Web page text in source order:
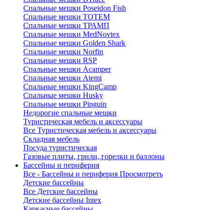
Спальные мешки Poseidon Fish
Спальные мешки ТОТЕМ
Спальные мешки ТРАМП
Cпальные мешки MedNovtex
Спальные мешки Golden Shark
Спальные мешки Norfin
Спальные мешки RSP
Спальные мешки Acamper
Спальные мешки Atemi
Спальные мешки KingCamp
Спальные мешки Husky
Спальные мешки Pinguin
Недорогие спальные мешки
Туристическая мебель и аксессуары
Все Туристическая мебель и аксессуары
Складная мебель
Посуда туристическая
Газовые плиты, грили, горелки и баллоны
Бассейны и периферия
Все - Бассейны и периферия Просмотреть
Детские бассейны
Все Детские бассейны
Детские бассейны Intex